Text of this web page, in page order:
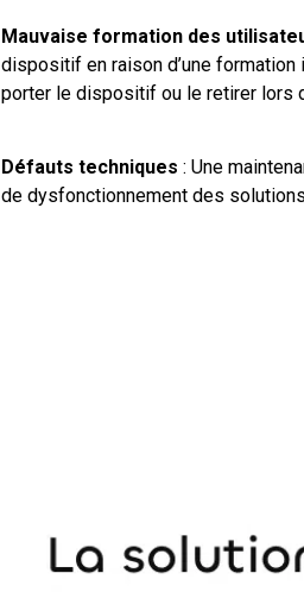
Mauvaise formation des
dispositif en raison d’une
porter le dispositif ou le retirer lors
Défauts techniques : Une
de dysfonctionnement des